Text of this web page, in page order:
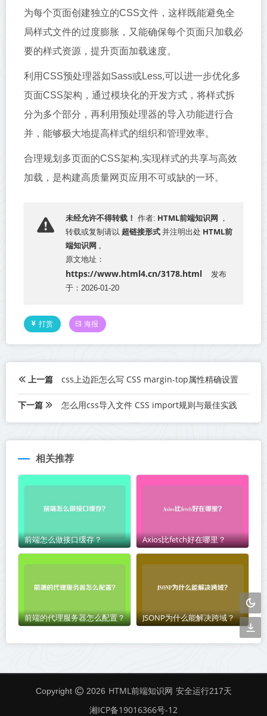
为每个页面创建独立的CSS文件，这样既能避免全
局样式文件的过度膨胀，又能确保每个页面只加载必
要的样式资源，提升页面加载速度。
利用CSS预处理器如Sass或Less,可以进一步优化多
页面CSS架构，通过模块化的开发方式，将样式拆
分为多个部分，再利用预处理器的导入功能进行合
并，能够极大地提高样式的组织和管理效率。
合理规划多页面的CSS架构,实现样式的共享与高效
加载，是构建高质量网页应用不可或缺的一环。
未经允许不得转载！ 作者: HTML前端知识网 ，
转载或复制请以 超链接形式 并注明出处 HTML前
端知识网 。
原文地址：
https://www.html4.cn/3178.html
发布
于：2026-01-20
打赏 海报
上一篇 css上边距怎么写 CSS margin-top属性精确设置
下一篇 怎么用css导入文件 CSS import规则与最佳实践
相关推荐
前端怎么做接口缓存？ Axios比fetch好在哪里？
前端的代理服务器怎么配置？ JSONP为什么能解决跨域？
Copyright 2026 HTML前端知识网 安全运行217天
湘ICP备19016366号-12